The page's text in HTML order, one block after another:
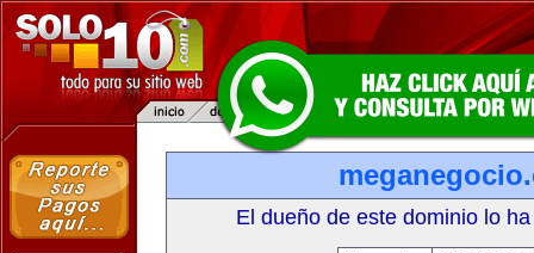
El dueño de este dominio lo